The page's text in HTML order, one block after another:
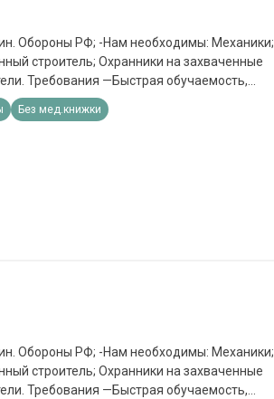
Обороны РФ; -Нам необходимы: Механики;
строитель; Охранники на захваченные
Требования —Быстрая обучаемость,
Обязанности —Выполнение поставленных
каникулы; - ⁠Приостановка по
от 1 400 000 в зависимости от региона
Без мед.книжки
Обороны РФ; -Нам необходимы: Механики;
строитель; Охранники на захваченные
Требования —Быстрая обучаемость,